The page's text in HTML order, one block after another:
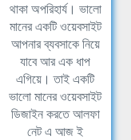
থাকা অপরিহার্য। ভালো
মানের একটি ওয়েবসাইট
আপনার ব্যবসাকে নিয়ে
যাবে আর এক ধাপ
এগিয়ে। তাই একটি
ভালো মানের ওয়েবসাইট
ডিজাইন করতে আলফা
নেট এ আজ ই